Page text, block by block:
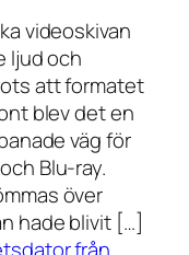
videoskivan
ljud och
att formatet
blev det en
väg för
Blu-ray.
över
hade blivit […]